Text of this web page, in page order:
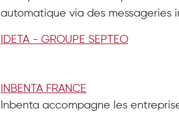
automatique via des messageries
IDETA - GROUPE SEPTEO
INBENTA FRANCE
Inbenta accompagne les